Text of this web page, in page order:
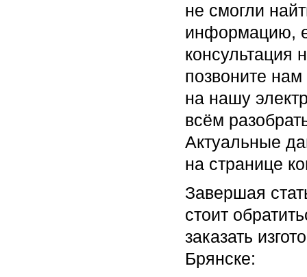
не смогли
информацию,
консультация
позвоните
на нашу
всём
Актуальные
на странице
Завершая
стоит
заказать
Брянске: